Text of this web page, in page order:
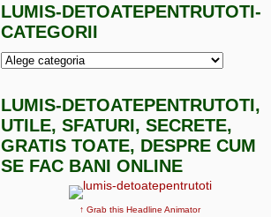
LUMIS-DETOATEPENTRUTOTI-
CATEGORII
LUMIS-DETOATEPENTRUTOTI,
UTILE, SFATURI, SECRETE,
GRATIS TOATE, DESPRE CUM
SE FAC BANI ONLINE
↑ Grab this Headline Animator